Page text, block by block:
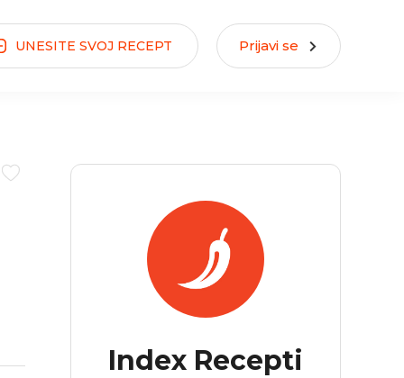
UNESITE SVOJ RECEPT Prijavi se
Index Recepti